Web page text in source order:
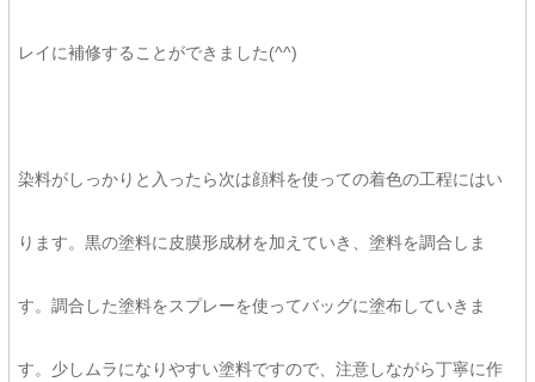
レイに補修することができました(^^)
染料がしっかりと入ったら次は顔料を使っての着色の工程にはい
ります。黒の塗料に皮膜形成材を加えていき、塗料を調合しま
す。調合した塗料をスプレーを使ってバッグに塗布していきま
す。少しムラになりやすい塗料ですので、注意しながら丁寧に作